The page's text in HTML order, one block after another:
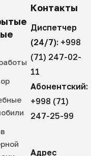
Контакты
Диспетчер
(24/7): +998
(71) 247-02-
11
Абонентский:
+998 (71)
247-25-99
Адрес